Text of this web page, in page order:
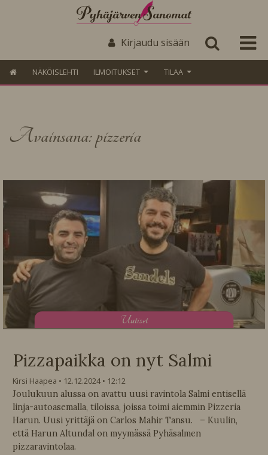
Kirjaudu sisään
NÄKÖISLEHTI ILMOITUKSET TILAA
Avainsana: pizzeria
Uutiset
Pizzapaikka on nyt Salmi
Kirsi Haapea 12.12.2024
12:12
Joulukuun alussa on avattu uusi ravintola Salmi entisellä
linja-autoasemalla, tiloissa, joissa toimi aiemmin Pizzeria
Harun. Uusi yrittäjä on Carlos Mahir Tansu. – Kuulin,
että Harun Altundal on myymässä Pyhäsalmen
pizzaravintolaa.